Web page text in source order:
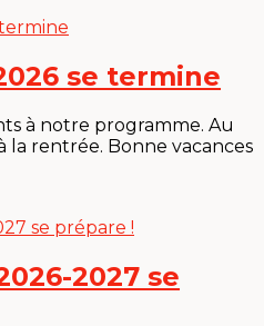
se termine
à notre programme. Au
la rentrée. Bonne vacances
2027 se